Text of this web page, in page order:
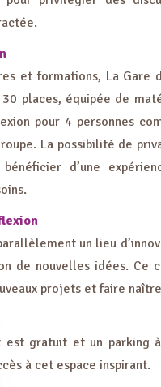
et formations, La Gare
places, équipée de
pour 4 personnes
La possibilité de
d’une
un lieu
de nouvelles idées. Ce
projets et faire
est gratuit et un parking
à cet espace inspirant.